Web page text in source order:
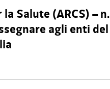
Salute (ARCS) – n.
agli enti del